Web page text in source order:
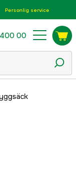
Personlig service
00